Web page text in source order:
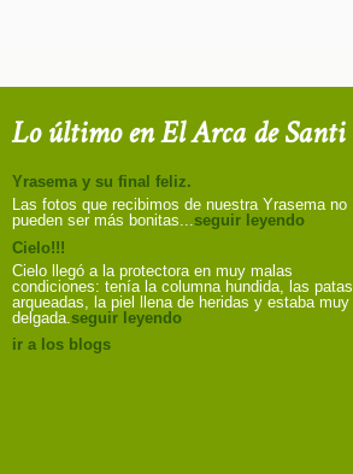
Lo último en El Arca de Santi
Yrasema y su final feliz.
Las fotos que recibimos de nuestra Yrasema no
pueden ser más bonitas...seguir leyendo
Cielo!!!
Cielo llegó a la protectora en muy malas
condiciones: tenía la columna hundida, las patas
arqueadas, la piel llena de heridas y estaba muy
delgada.seguir leyendo
ir a los blogs